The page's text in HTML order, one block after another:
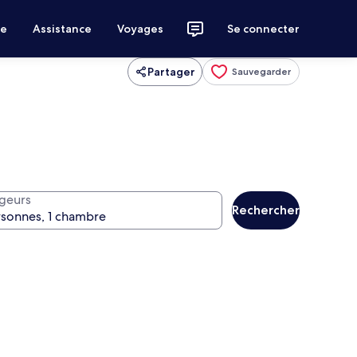
Assistance Voyages Se connecter
Partager Sauvegarder
Rechercher